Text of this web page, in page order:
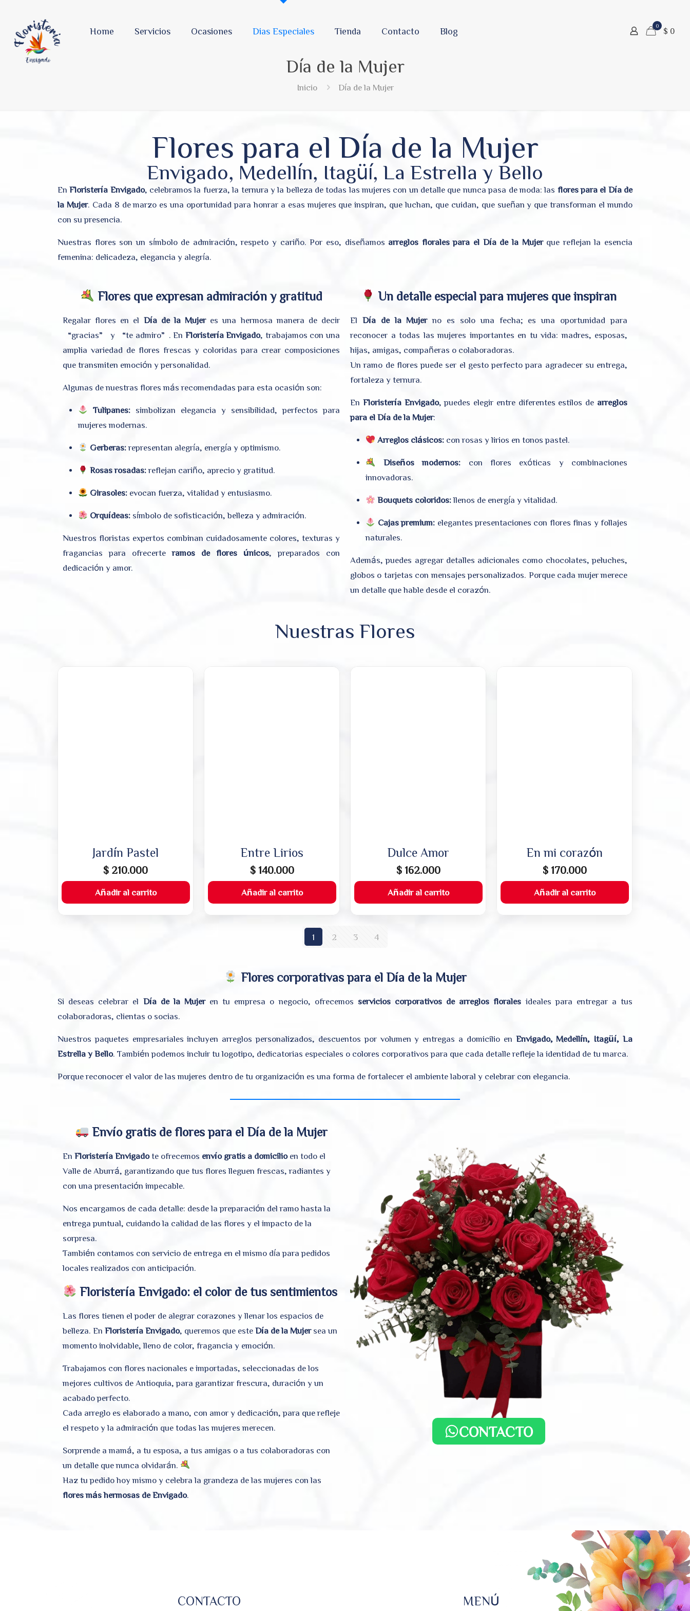
Home Servicios Ocasiones Dias Especiales Tienda Contacto Blog
0
$ 0
Día de la Mujer
Inicio Día de la Mujer
Flores para el Día de la Mujer
Envigado, Medellín, Itagüí, La Estrella y Bello
EnFloristería Envigado, celebramos la fuerza, la ternura y la belleza de todas las mujeres con un detalle que nunca pasa de moda: las flores para el Día de
la Mujer. Cada 8 de marzo es una oportunidad para honrar a esas mujeres que inspiran, que luchan, que cuidan, que sueñan y que transforman el mundo
con su presencia.
Nuestras flores son un símbolo de admiración, respeto y cariño. Por eso, diseñamos arreglos florales para el Día de la Mujerque reflejan la esencia
femenina: delicadeza, elegancia y alegría.
Flores que expresan admiración y gratitud
Regalar flores en el Día de la Mujeres una hermosa manera de decir
“gracias” y “te admiro”. En Floristería Envigado, trabajamos con una
amplia variedad de flores frescas y coloridas para crear composiciones
que transmiten emoción y personalidad.
Algunas de nuestras flores más recomendadas para esta ocasión son:
Tulipanes: simbolizan elegancia y sensibilidad, perfectos para
mujeres modernas.
Gerberas:representan alegría, energía y optimismo.
Rosas rosadas:reflejan cariño, aprecio y gratitud.
Girasoles: evocan fuerza, vitalidad y entusiasmo.
Orquídeas: símbolo de sofisticación, belleza y admiración.
Nuestros floristas expertos combinan cuidadosamente colores, texturas y
fragancias para ofrecerteramos de flores únicos , preparados con
dedicación y amor.
Un detalle especial para mujeres que inspiran
El Día de la Mujerno es solo una fecha; es una oportunidad para
reconocer a todas las mujeres importantes en tu vida: madres, esposas,
hijas, amigas, compañeras o colaboradoras.
Un ramo de flores puede ser el gesto perfecto para agradecer su entrega,
fortaleza y ternura.
En Floristería Envigado, puedes elegir entre diferentes estilos de arreglos
para el Día de la Mujer:
Arreglos clásicos: con rosas y lirios en tonos pastel.
Diseños modernos: con flores exóticas y combinaciones
innovadoras.
Bouquets coloridos:llenos de energía y vitalidad.
Cajas premium: elegantes presentaciones con flores finas y follajes
naturales.
Además, puedes agregar detalles adicionales como chocolates, peluches,
globos o tarjetas con mensajes personalizados. Porque cada mujer merece
un detalle que hable desde el corazón.
Nuestras Flores
Jardín Pastel
$ 210.000
Añadir al carrito
Entre Lirios
$140.000
Añadir al carrito
Dulce Amor
$162.000
Añadir al carrito
En mi corazón
$170.000
Añadir al carrito
1 2 3 4
Flores corporativas para el Día de la Mujer
Si deseas celebrar el Día de la Mujeren tu empresa o negocio, ofrecemos servicios corporativos de arreglos florales ideales para entregar a tus
colaboradoras, clientas o socias.
Nuestros paquetes empresariales incluyen arreglos personalizados, descuentos por volumen y entregas a domicilio en Envigado, Medellín, Itagüí, La
Estrella y Bello. También podemos incluir tu logotipo, dedicatorias especiales o colores corporativos para que cada detalle refleje la identidad de tu marca.
Porque reconocer el valor de las mujeres dentro de tu organización es una forma de fortalecer el ambiente laboral y celebrar con elegancia.
Envío gratis de flores para el Día de la Mujer
En Floristería Envigadote ofrecemos envío gratis a domicilioen todo el
Valle de Aburrá, garantizando que tus flores lleguen frescas, radiantes y
con una presentación impecable.
Nos encargamos de cada detalle: desde la preparación del ramo hasta la
entrega puntual, cuidando la calidad de las flores y el impacto de la
sorpresa.
También contamos con servicio de entrega en el mismo día para pedidos
locales realizados con anticipación.
Floristería Envigado: el color de tus sentimientos
Las flores tienen el poder de alegrar corazones y llenar los espacios de
belleza. En Floristería Envigado, queremos que este Día de la Mujersea un
momento inolvidable, lleno de color, fragancia y emoción.
Trabajamos con flores nacionales e importadas, seleccionadas de los
mejores cultivos de Antioquia, para garantizar frescura, duración y un
acabado perfecto.
Cada arreglo es elaborado a mano, con amor y dedicación, para que refleje
el respeto y la admiración que todas las mujeres merecen.
Sorprende a mamá, a tu esposa, a tus amigas o a tus colaboradoras con
un detalle que nunca olvidarán.
Haz tu pedido hoy mismo y celebra la grandeza de las mujeres con las
flores más hermosas de Envigado.
CONTACTO
CONTACTO MENÚ